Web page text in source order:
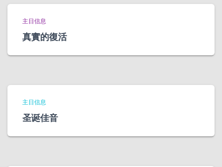
主日信息
真實的復活
主日信息
圣诞佳音